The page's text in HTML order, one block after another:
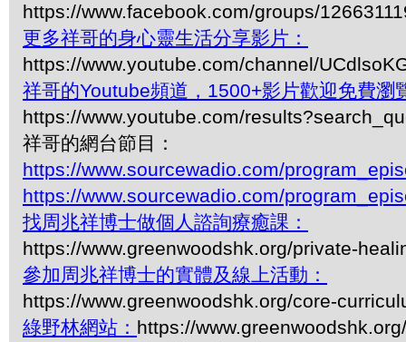
https://www.facebook.com/groups/
更多祥哥的身心靈生活分享影片：
https://www.youtube.com/channel/
祥哥的Youtube頻道，1500+影片歡迎免費瀏
https://www.youtube.com/
祥哥的網台節目：
https://www.sourcewadio.com/
https://www.sourcewadio.com/
找周兆祥博士做個人諮詢療癒課：
https://www.greenwoodshk.org/private-
參加周兆祥博士的實體及線上活動：
https://www.greenwoodshk.org/core-
綠野林網站： https://www.greenwoodshk.org/